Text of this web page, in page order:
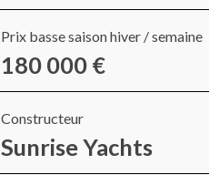
Prix basse saison hiver / semaine
180 000 €
Constructeur
Sunrise Yachts